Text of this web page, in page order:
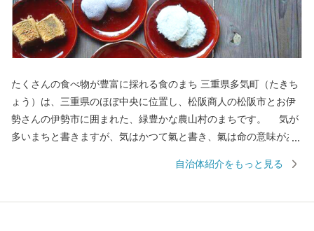
たくさんの食べ物が豊富に採れる食のまち 三重県多気町（たきち
ょう）は、三重県のほぼ中央に位置し、松阪商人の松阪市とお伊
勢さんの伊勢市に囲まれた、緑豊かな農山村のまちです。 気が
多いまちと書きますが、気はかつて氣と書き、氣は命の意味があ
から、たくさんの食べ物が採れる場所という意味があります。
自治体紹介をもっと見る